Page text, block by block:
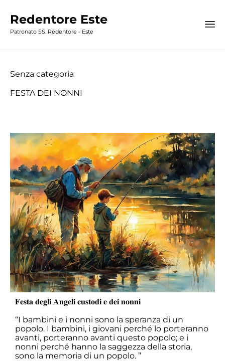
Redentore Este
Patronato SS. Redentore - Este
FESTA DEI NONNI
Category
Senza categoria
𝐅𝐞𝐬𝐭𝐚 𝐝𝐞𝐠𝐥𝐢 𝐀𝐧𝐠𝐞𝐥𝐢 𝐜𝐮𝐬𝐭𝐨𝐝𝐢 𝐞 𝐝𝐞𝐢 𝐧𝐨𝐧𝐧𝐢
“I bambini e i nonni sono la speranza di un
popolo. I bambini, i giovani perché lo porteranno
avanti, porteranno avanti questo popolo; e i
nonni perché hanno la saggezza della storia,
sono la memoria di un popolo. ”